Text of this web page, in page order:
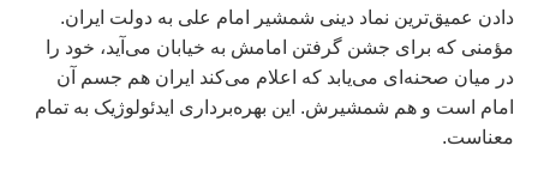
دادن عمیق‌ترین نماد دینی شمشیر امام علی به دولت ایران.
مؤمنی که برای جشن گرفتن امامش به خیابان می‌آید، خود را
در میان صحنه‌ای می‌یابد که اعلام می‌کند ایران هم جسم آن
امام است و هم شمشیرش. این بهره‌برداری ایدئولوژیک به تمام
معناست.